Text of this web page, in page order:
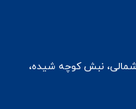
شمالی، نبش کوچه شیده،